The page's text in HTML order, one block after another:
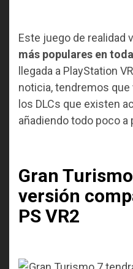
Este juego de realidad
más populares en
llegada a PlayStation
noticia, tendremos
los DLCs que existen
añadiendo todo poco a
Gran
versión
PS VR2